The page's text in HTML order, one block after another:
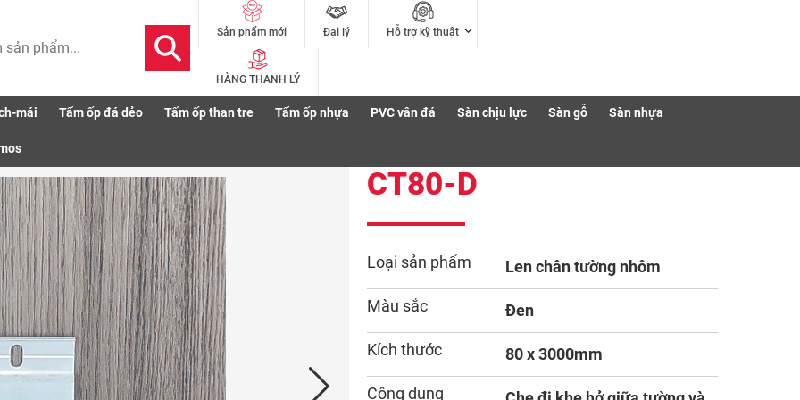
Sản phẩm mới Đại lý Hỗ trợ kỹ thuật
HÀNG THANH LÝ
mái Tấm ốp đá dẻo Tấm ốp than tre Tấm ốp nhựa PVC vân đá Sàn chịu lực Sàn gỗ Sàn nhựa
CT80-D
Loại sản phẩm Len chân tường nhôm
Màu sắc Đen
Kích thước 80 x 3000mm
Công dụng